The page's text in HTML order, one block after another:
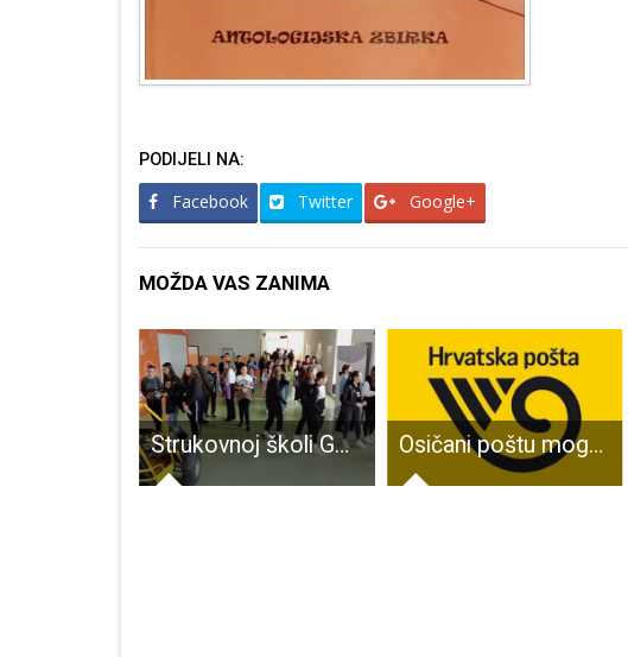
PODIJELI NA:
Facebook Twitter Google+
MOŽDA VAS ZANIMA
Strukovnoj školi Gospić odobren projekt „GrowyourSkills“ u iznosu od 68.732,00 EUR Osičani poštu mogu samo sanjati